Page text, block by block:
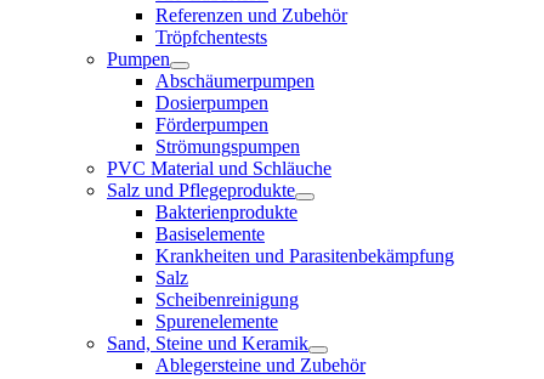
Referenzen und Zubehör
Tröpfchentests
Pumpen
Abschäumerpumpen
Dosierpumpen
Förderpumpen
Strömungspumpen
PVC Material und Schläuche
Salz und Pflegeprodukte
Bakterienprodukte
Basiselemente
Krankheiten und Parasitenbekämpfung
Salz
Scheibenreinigung
Spurenelemente
Sand, Steine und Keramik
Ablegersteine und Zubehör